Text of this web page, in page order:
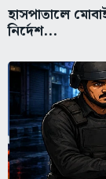
হাসপাতালে
নির্দেশ...